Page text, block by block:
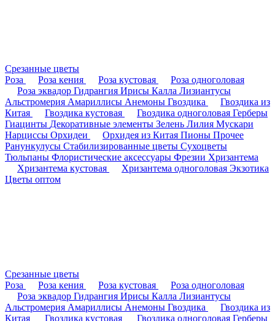
Срезанные цветы
Роза
Роза кения Роза кустовая
Роза одноголовая
Роза эквадор Гидрангия Ирисы Калла Лизиантусы
Альстромерия Амариллисы Анемоны Гвоздика
Гвоздика из
Китая
Гвоздика кустовая Гвоздика одноголовая Герберы
Гиацинты Декоративные элементы Зелень Лилия Мускари
Нарциссы Орхидеи Орхидея из Китая Пионы Прочее
Ранункулусы Стабилизированные цветы Сухоцветы
Тюльпаны Флористические аксессуары Фрезии Хризантема
Хризантема кустовая
Хризантема одноголовая Экзотика
Цветы оптом
Срезанные цветы
Роза
Роза кения Роза кустовая
Роза одноголовая
Роза эквадор Гидрангия Ирисы Калла Лизиантусы
Альстромерия Амариллисы Анемоны Гвоздика
Гвоздика из
Китая
Гвоздика кустовая Гвоздика одноголовая Герберы